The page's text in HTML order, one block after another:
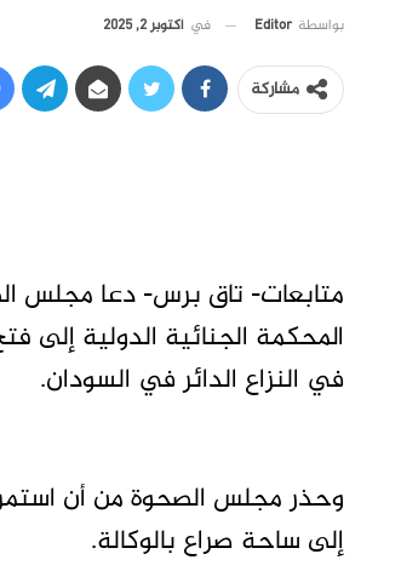
بواسطة Editor في أكتوبر 2, 2025
مشاركة
متابعات- تاق برس- دعا مجلس
المحكمة الجنائية الدولية
في النزاع الدائر في السودان.
وحذر مجلس الصحوة من أن
إلى ساحة صراع بالوكالة.